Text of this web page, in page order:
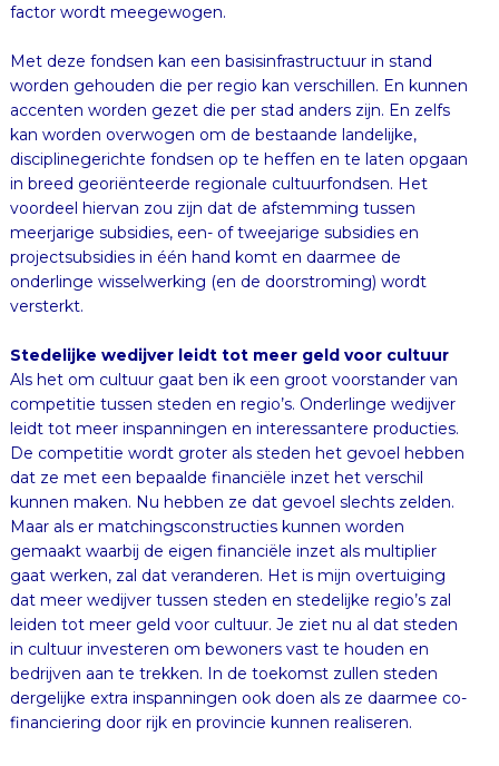
factor wordt meegewogen.
Met deze fondsen kan een basisinfrastructuur in stand
worden gehouden die per regio kan verschillen. En kunnen
accenten worden gezet die per stad anders zijn. En zelfs
kan worden overwogen om de bestaande landelijke,
disciplinegerichte fondsen op te heffen en te laten opgaan
in breed georiënteerde regionale cultuurfondsen. Het
voordeel hiervan zou zijn dat de afstemming tussen
meerjarige subsidies, een- of tweejarige subsidies en
projectsubsidies in één hand komt en daarmee de
onderlinge wisselwerking (en de doorstroming) wordt
versterkt.
Stedelijke wedijver leidt tot meer geld voor cultuur
Als het om cultuur gaat ben ik een groot voorstander van
competitie tussen steden en regio’s. Onderlinge wedijver
leidt tot meer inspanningen en interessantere producties.
De competitie wordt groter als steden het gevoel hebben
dat ze met een bepaalde financiële inzet het verschil
kunnen maken. Nu hebben ze dat gevoel slechts zelden.
Maar als er matchingsconstructies kunnen worden
gemaakt waarbij de eigen financiële inzet als multiplier
gaat werken, zal dat veranderen. Het is mijn overtuiging
dat meer wedijver tussen steden en stedelijke regio’s zal
leiden tot meer geld voor cultuur. Je ziet nu al dat steden
in cultuur investeren om bewoners vast te houden en
bedrijven aan te trekken. In de toekomst zullen steden
dergelijke extra inspanningen ook doen als ze daarmee co-
financiering door rijk en provincie kunnen realiseren.